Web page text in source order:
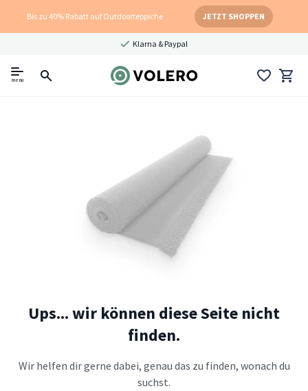
Bis zu 40% Rabatt auf Outdoorteppiche JETZT SHOPPEN
Klarna & Paypal
menu
Ups... wir können diese Seite nicht
finden.
Wir helfen dir gerne dabei, genau das zu finden, wonach du
suchst.